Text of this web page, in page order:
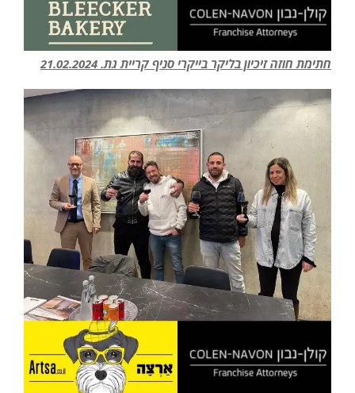
חתימת חוזה זיכיון בליקר בייקרי סניף קריית גת. 21.02.2024